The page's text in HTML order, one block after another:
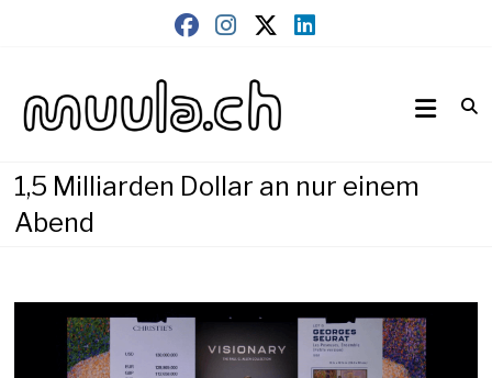
muula.ch
1,5 Milliarden Dollar an nur einem
Abend